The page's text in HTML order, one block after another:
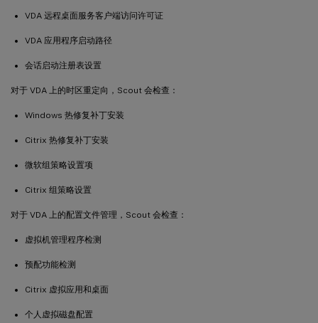
VDA 远程桌面服务客户端访问许可证
VDA 应用程序启动路径
会话启动注册表设置
对于 VDA 上的时区重定向，Scout 会检查：
Windows 热修复补丁安装
Citrix 热修复补丁安装
微软组策略设置项
Citrix 组策略设置
对于 VDA 上的配置文件管理，Scout 会检查：
虚拟机管理程序检测
预配功能检测
Citrix 虚拟应用和桌面
个人虚拟磁盘配置